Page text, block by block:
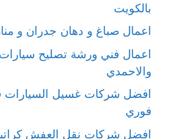
بالكويت
اعمال صباغ و دهان جدران و
اعمال فني ورشة تصليح
والاحمدي
افضل شركات غسيل السيارات
فوري
افضل شركات نقل العفش